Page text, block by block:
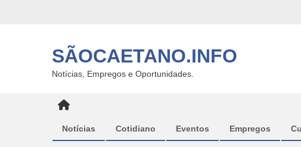
SÃOCAETANO.INFO
Notícias, Empregos e Oportunidades.
Notícias Cotidiano Eventos Empregos